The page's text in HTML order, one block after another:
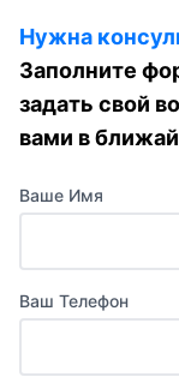
Нужна
Заполните
задать свой
вами в
Ваше Имя
Ваш Телефон